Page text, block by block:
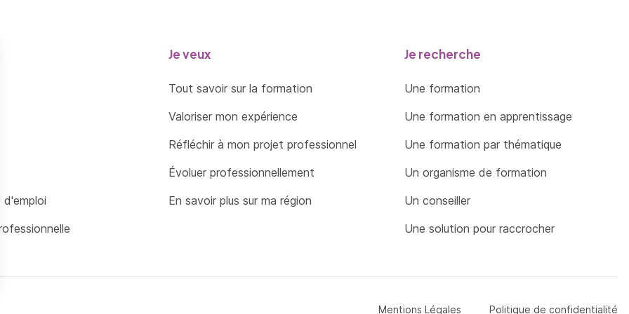
d'emploi
Je veux
Tout savoir sur la formation
Valoriser mon expérience
Réfléchir à mon projet professionnel
Évoluer professionnellement
En savoir plus sur ma région
Je recherche
Une formation
Une formation en apprentissage
Une formation par thématique
Un organisme de formation
Un conseiller
Une solution pour raccrocher
Menu Pied de page
Mentions Légales Politique de confidentialité